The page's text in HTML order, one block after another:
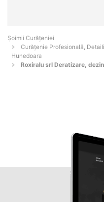
Șoimii Curățeniei
Curățenie Profesională,
Hunedoara
Roxiralu srl Deratizare,